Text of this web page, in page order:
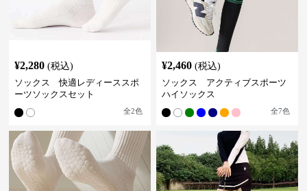
¥2,280 (税込)
ソックス 快適レディーススポ
ーツソックスセット
全2色
¥2,460 (税込)
ソックス アクティブスポーツ
ハイソックス
全7色